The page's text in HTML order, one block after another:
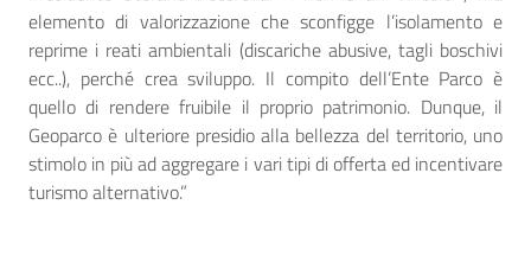
elemento di valorizzazione che sconfigge l’isolamento e
reprime i reati ambientali (discariche abusive, tagli boschivi
ecc..), perché crea sviluppo. Il compito dell’Ente Parco è
quello di rendere fruibile il proprio patrimonio. Dunque, il
Geoparco è ulteriore presidio alla bellezza del territorio, uno
stimolo in più ad aggregare i vari tipi di offerta ed incentivare
turismo alternativo.”